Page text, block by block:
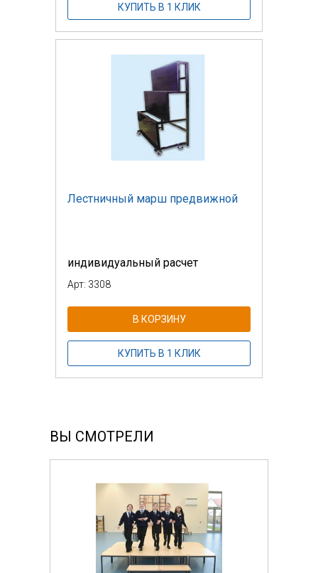
КУПИТЬ В 1 КЛИК
Лестничный марш предвижной
индивидуальный расчет
Арт: 3308
В КОРЗИНУ
КУПИТЬ В 1 КЛИК
ВЫ СМОТРЕЛИ